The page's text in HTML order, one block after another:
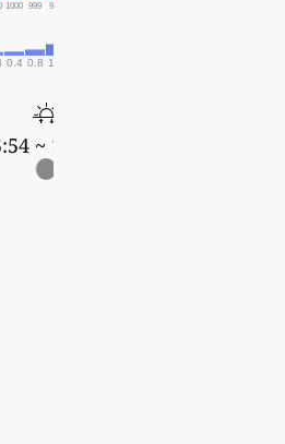
1000 999 999
0.4 0.8 1.9
~ 19:25